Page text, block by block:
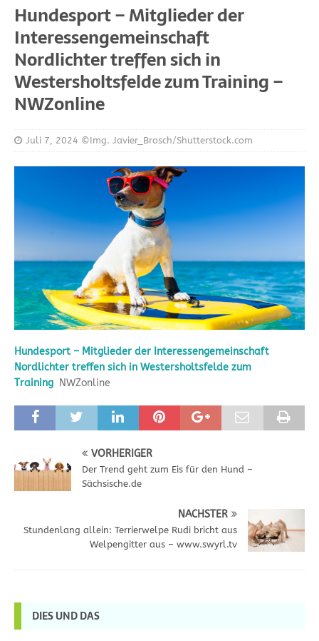
Hundesport – Mitglieder der
Interessengemeinschaft
Nordlichter treffen sich in
Westersholtsfelde zum Training –
NWZonline
Juli 7, 2024 ©Img. Javier_Brosch/Shutterstock.com
Hundesport – Mitglieder der Interessengemeinschaft
Nordlichter treffen sich in Westersholtsfelde zum
Training NWZonline
VORHERIGER
Der Trend geht zum Eis für den Hund –
Sächsische.de
NÄCHSTER
Stundenlang allein: Terrierwelpe Rudi bricht aus
Welpengitter aus – www.swyrl.tv
DIES UND DAS